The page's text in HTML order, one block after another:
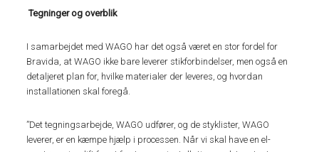
Tegninger og overblik
I samarbejdet med WAGO har det også været en stor fordel for
Bravida, at WAGO ikke bare leverer stikforbindelser, men også en
detaljeret plan for, hvilke materialer der leveres, og hvordan
installationen skal foregå.
”Det tegningsarbejde, WAGO udfører, og de styklister, WAGO
leverer, er en kæmpe hjælp i processen. Når vi skal have en el-